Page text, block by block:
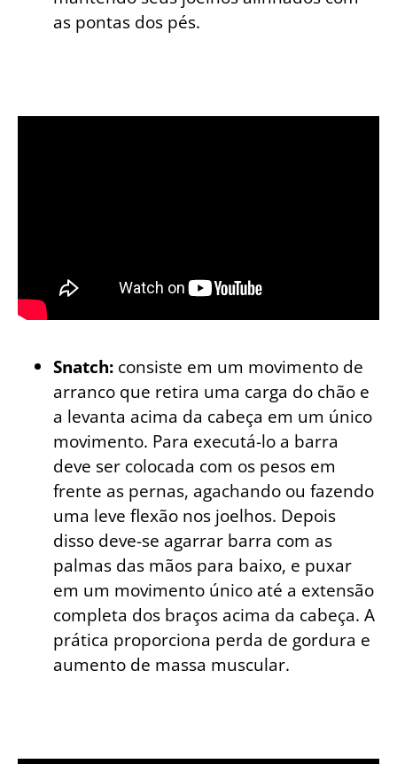
as pontas dos pés.
Snatch: consiste em um movimento de
arranco que retira uma carga do chão e
a levanta acima da cabeça em um único
movimento. Para executá-lo a barra
deve ser colocada com os pesos em
frente as pernas, agachando ou fazendo
uma leve flexão nos joelhos. Depois
disso deve-se agarrar barra com as
palmas das mãos para baixo, e puxar
em um movimento único até a extensão
completa dos braços acima da cabeça. A
prática proporciona perda de gordura e
aumento de massa muscular.